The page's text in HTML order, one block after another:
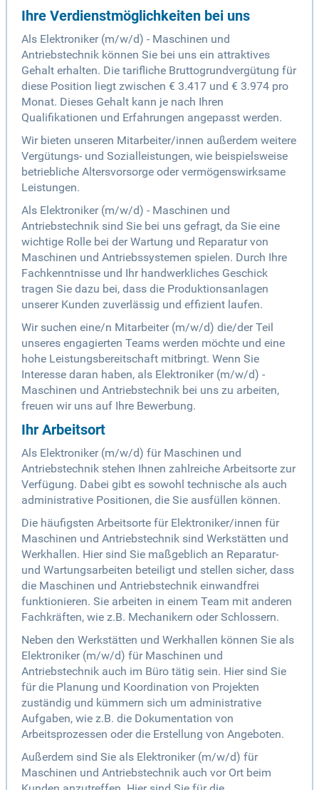
Ihre Verdienstmöglichkeiten bei uns
Als Elektroniker (m/w/d) - Maschinen und
Antriebstechnik können Sie bei uns ein attraktives
Gehalt erhalten. Die tarifliche Bruttogrundvergütung für
diese Position liegt zwischen € 3.417 und € 3.974 pro
Monat. Dieses Gehalt kann je nach Ihren
Qualifikationen und Erfahrungen angepasst werden.
Wir bieten unseren Mitarbeiter/innen außerdem weitere
Vergütungs- und Sozialleistungen, wie beispielsweise
betriebliche Altersvorsorge oder vermögenswirksame
Leistungen.
Als Elektroniker (m/w/d) - Maschinen und
Antriebstechnik sind Sie bei uns gefragt, da Sie eine
wichtige Rolle bei der Wartung und Reparatur von
Maschinen und Antriebssystemen spielen. Durch Ihre
Fachkenntnisse und Ihr handwerkliches Geschick
tragen Sie dazu bei, dass die Produktionsanlagen
unserer Kunden zuverlässig und effizient laufen.
Wir suchen eine/n Mitarbeiter (m/w/d) die/der Teil
unseres engagierten Teams werden möchte und eine
hohe Leistungsbereitschaft mitbringt. Wenn Sie
Interesse daran haben, als Elektroniker (m/w/d) -
Maschinen und Antriebstechnik bei uns zu arbeiten,
freuen wir uns auf Ihre Bewerbung.
Ihr Arbeitsort
Als Elektroniker (m/w/d) für Maschinen und
Antriebstechnik stehen Ihnen zahlreiche Arbeitsorte zur
Verfügung. Dabei gibt es sowohl technische als auch
administrative Positionen, die Sie ausfüllen können.
Die häufigsten Arbeitsorte für Elektroniker/innen für
Maschinen und Antriebstechnik sind Werkstätten und
Werkhallen. Hier sind Sie maßgeblich an Reparatur-
und Wartungsarbeiten beteiligt und stellen sicher, dass
die Maschinen und Antriebstechnik einwandfrei
funktionieren. Sie arbeiten in einem Team mit anderen
Fachkräften, wie z.B. Mechanikern oder Schlossern.
Neben den Werkstätten und Werkhallen können Sie als
Elektroniker (m/w/d) für Maschinen und
Antriebstechnik auch im Büro tätig sein. Hier sind Sie
für die Planung und Koordination von Projekten
zuständig und kümmern sich um administrative
Aufgaben, wie z.B. die Dokumentation von
Arbeitsprozessen oder die Erstellung von Angeboten.
Außerdem sind Sie als Elektroniker (m/w/d) für
Maschinen und Antriebstechnik auch vor Ort beim